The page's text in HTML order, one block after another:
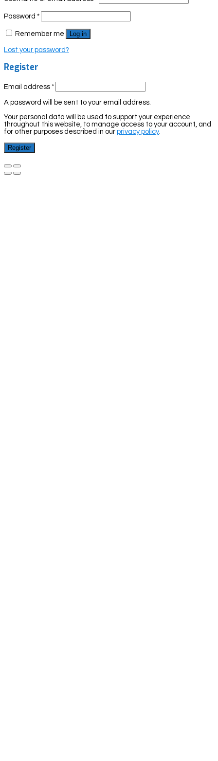
Password *
Remember me Log in
Lost your password?
Register
Email address *
A password will be sent to your email address.
Your personal data will be used to support your experience
throughout this website, to manage access to your account, and
for other purposes described in our privacy policy.
Register